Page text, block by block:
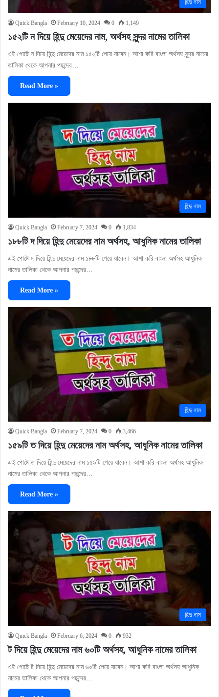
হিন্দু নাম
Quick Bangla February 10, 2024 0 1,149
১৫২টি ন দিয়ে হিন্দু মেয়েদের নাম, অর্থসহ সুন্দর নামের তালিকা
এই পোষ্টে ন দিয়ে হিন্দু মেয়েদের নাম ১৫২টি পেয়ে যাবেন। আশা করি বাংলা অর্থসহ সুন্দর নামের
তালিকা থেকে আপনার পছন্দের…
Read More »
হিন্দু নাম
Quick Bangla February 7, 2024 0 1,834
১৮৮টি দ দিয়ে হিন্দু মেয়েদের নাম অর্থসহ, আধুনিক নামের তালিকা
এই পোষ্টে দ দিয়ে হিন্দু মেয়েদের নাম ১৮৮টি পেয়ে যাবেন। আশা করি বাংলা অর্থসহ আধুনিক
নামের তালিকা থেকে আপনার পছন্দের…
Read More »
হিন্দু নাম
Quick Bangla February 7, 2024 0 3,466
১৫৯টি ত দিয়ে হিন্দু মেয়েদের নাম অর্থসহ, আধুনিক নামের তালিকা
এই পোষ্টে ত দিয়ে হিন্দু মেয়েদের নাম ১৫৯টি পেয়ে যাবেন। আশা করি বাংলা অর্থসহ আধুনিক
নামের তালিকা থেকে আপনার পছন্দের…
Read More »
হিন্দু নাম
Quick Bangla February 6, 2024 0 932
ট দিয়ে হিন্দু মেয়েদের নাম ৬০টি অর্থসহ, আধুনিক নামের তালিকা
এই পোষ্টে ট দিয়ে হিন্দু মেয়েদের নাম ৬০টি পেয়ে যাবেন। আশা করি বাংলা অর্থসহ আধুনিক
নামের তালিকা থেকে আপনার পছন্দের…